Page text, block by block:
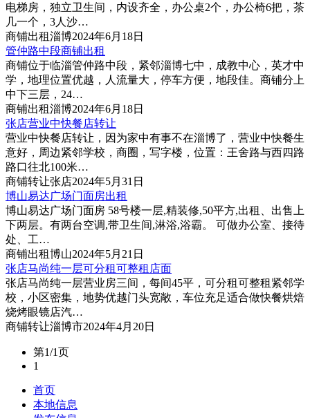
电梯房，独立卫生间，内设齐全，办公桌2个，办公椅6把，茶
几一个，3人沙…
商铺出租淄博2024年6月18日
管仲路中段商铺出租
商铺位于临淄管仲路中段，紧邻淄博七中，成教中心，英才中
学，地理位置优越，人流量大，停车方便，地段佳。商铺分上
中下三层，24…
商铺出租淄博2024年6月18日
张店营业中快餐店转让
营业中快餐店转让，因为家中有事不在淄博了，营业中快餐生
意好，周边紧邻学校，商圈，写字楼，位置：王舍路与西四路
路口往北100米…
商铺转让张店2024年5月31日
博山易达广场门面房出租
博山易达广场门面房 58号楼一层,精装修,50平方,出租、出售上
下两层。有两台空调,带卫生间,淋浴,浴霸。 可做办公室、接待
处、工…
商铺出租博山2024年5月21日
张店马尚纯一层可分租可整租店面
张店马尚纯一层营业房三间，每间45平，可分租可整租紧邻学
校，小区密集，地势优越门头宽敞，车位充足适合做快餐烘焙
烧烤眼镜店汽…
商铺转让淄博市2024年4月20日
第1/1页
1
首页
本地信息